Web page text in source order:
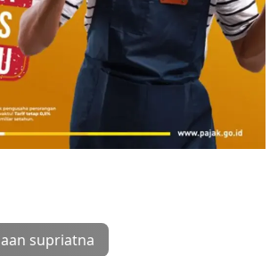
aan supriatna